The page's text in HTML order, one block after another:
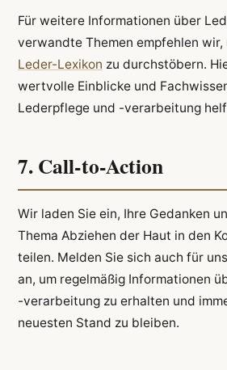
Für weitere Informationen über
verwandte Themen empfehlen
Leder-Lexikon zu durchstöbern.
wertvolle Einblicke und
Lederpflege und -verarbeitung
7. Call-to-Action
Wir laden Sie ein, Ihre Gedanken
Thema Abziehen der Haut in den
teilen. Melden Sie sich auch für
an, um regelmäßig Informationen
-verarbeitung zu erhalten und
neuesten Stand zu bleiben.